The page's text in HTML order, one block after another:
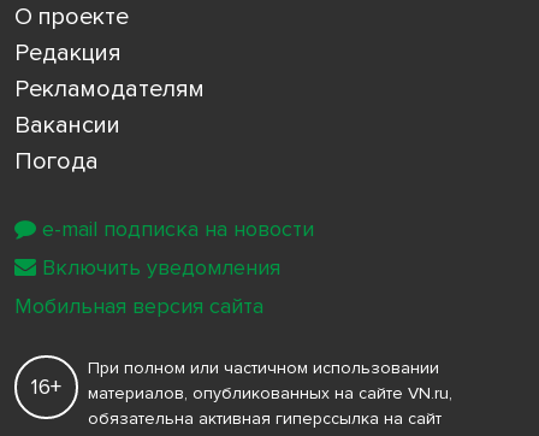
О проекте
Редакция
Рекламодателям
Вакансии
Погода
16+
При полном или частичном использовании
материалов, опубликованных на сайте VN.ru,
обязательна активная гиперссылка на сайт
e-mail подписка на новости
Включить уведомления
Мобильная версия сайта